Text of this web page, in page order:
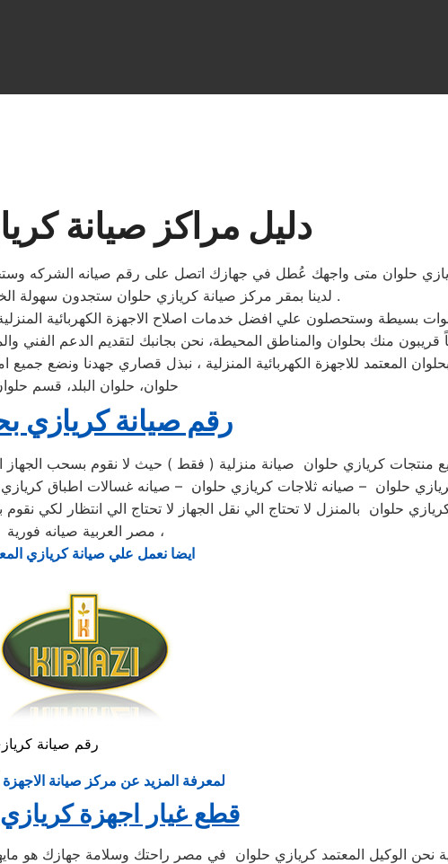
دليل مراكز صيانة
حلوان متى واجهك عُطل في جهازك اتصل على رقم صيانه الشركه وستجد
لدينا بمقر مركز صيانة كريازي حلوان ستجدون سهولة الخدمة لتواجد المكونات الاصلية .
حلوان، حلوان البلد، قسم
رقم صيانة كريازي
منتجات كريازي حلوان صيانة منزلية ( فقط ) حيث لا نقوم بسحب
حلوان – صيانه ثلاجات كريازي حلوان – صيانه غسالات اطباق
حلوان بالمنزل لا تحتاج الي نقل الجهاز لا تحتاج الي انتظار لكي
مصر العربية صيانه فورية ،
ايضا نعمل علي صيانة كريازي
رقم صيانة
لمعرفة المزيد عن مركز صيانة الاجهزة
قطع غيار اجهزة
نحن الوكيل المعتمد كريازي حلوان في مصر راحتك وسلامة جهازك هو